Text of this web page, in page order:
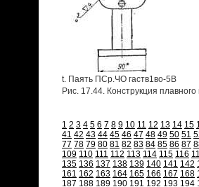
t. Паять ПСр.ЧО гаств1во-5В
Рис. 17.44. Конструкция
1 2 3 4 5 6 7 8 9 10 11 12 13 14 15
41 42 43 44 45 46 47 48 49 50 51
77 78 79 80 81 82 83 84 85 86 87
109 110 111 112 113 114 115 116
135 136 137 138 139 140 141 142
161 162 163 164 165 166 167 168
187 188 189 190 191 192 193 194